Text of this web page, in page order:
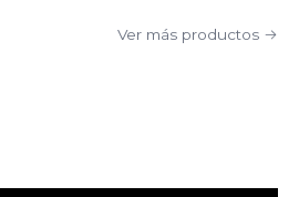
Ver más productos